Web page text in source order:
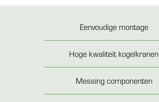
Eenvoudige montage
Hoge kwaliteit kogelkranen
Messing componenten